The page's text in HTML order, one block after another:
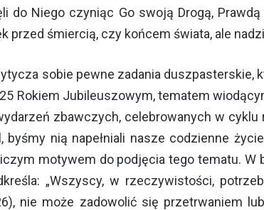
do Niego czyniąc Go swoją Drogą,
przed śmiercią, czy końcem świata, ale
sobie pewne zadania
Rokiem Jubileuszowym, tematem
zbawczych, celebrowanych w
nią napełniali nasze codzienne
motywem do podjęcia tego tematu. W
„Wszyscy, w rzeczywistości,
nie może zadowolić się przetrwaniem